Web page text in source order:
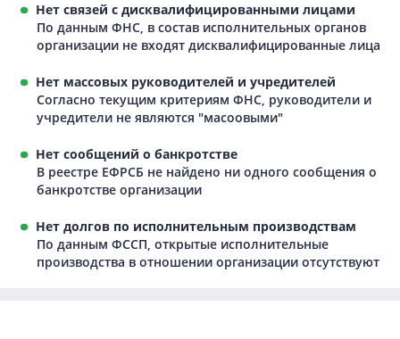
Нет связей с дисквалифицированными лицами
По данным ФНС, в состав исполнительных органов
организации не входят дисквалифицированные лица
Нет массовых руководителей и учредителей
Согласно текущим критериям ФНС, руководители и
учредители не являются "масоовыми"
Нет сообщений о банкротстве
В реестре ЕФРСБ не найдено ни одного сообщения о
банкротстве организации
Нет долгов по исполнительным производствам
По данным ФССП, открытые исполнительные
производства в отношении организации отсутствуют